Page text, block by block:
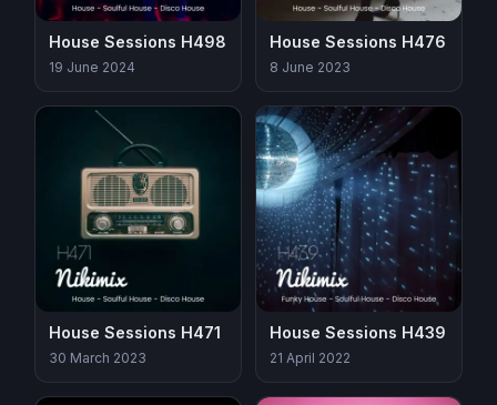
House Sessions H498
19 June 2024
House Sessions H476
8 June 2023
House Sessions H471
30 March 2023
House Sessions H439
21 April 2022